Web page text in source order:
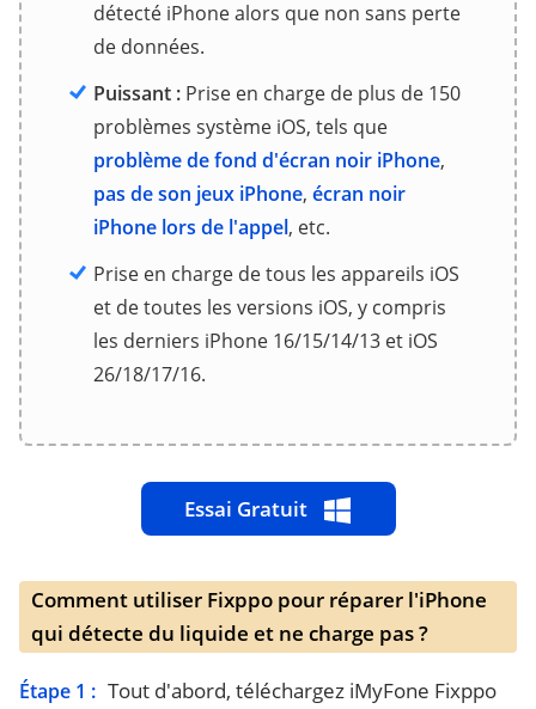
détecté iPhone alors que non sans perte
de données.
Puissant : Prise en charge de plus de 150
problèmes système iOS, tels que
problème de fond d'écran noir iPhone,
pas de son jeux iPhone, écran noir
iPhone lors de l'appel, etc.
Prise en charge de tous les appareils iOS
et de toutes les versions iOS, y compris
les derniers iPhone 16/15/14/13 et iOS
26/18/17/16.
Essai Gratuit
Comment utiliser Fixppo pour réparer l'iPhone
qui détecte du liquide et ne charge pas ?
Étape 1 : Tout d'abord, téléchargez iMyFone Fixppo